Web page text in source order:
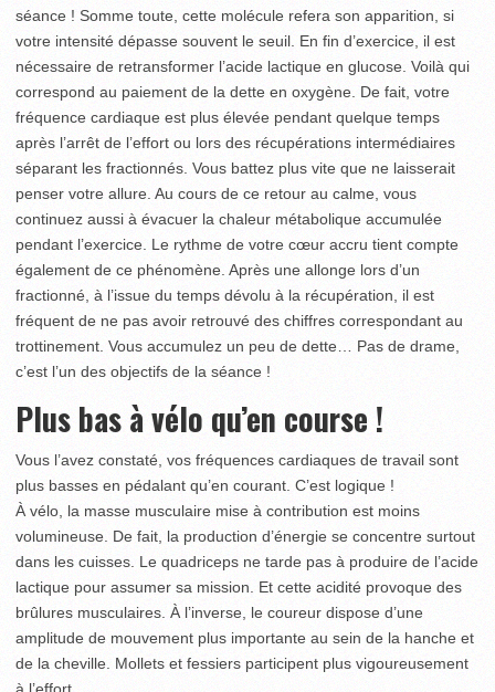
séance ! Somme toute, cette molécule refera son apparition, si
votre intensité dépasse souvent le seuil. En fin d’exercice, il est
nécessaire de retransformer l’acide lactique en glucose. Voilà qui
correspond au paiement de la dette en oxygène. De fait, votre
fréquence cardiaque est plus élevée pendant quelque temps
après l’arrêt de l’effort ou lors des récupérations intermédiaires
séparant les fractionnés. Vous battez plus vite que ne laisserait
penser votre allure. Au cours de ce retour au calme, vous
continuez aussi à évacuer la chaleur métabolique accumulée
pendant l’exercice. Le rythme de votre cœur accru tient compte
également de ce phénomène. Après une allonge lors d’un
fractionné, à l’issue du temps dévolu à la récupération, il est
fréquent de ne pas avoir retrouvé des chiffres correspondant au
trottinement. Vous accumulez un peu de dette… Pas de drame,
c’est l’un des objectifs de la séance !
Plus bas à vélo qu’en course !
Vous l’avez constaté, vos fréquences cardiaques de travail sont
plus basses en pédalant qu’en courant. C’est logique !
À vélo, la masse musculaire mise à contribution est moins
volumineuse. De fait, la production d’énergie se concentre surtout
dans les cuisses. Le quadriceps ne tarde pas à produire de l’acide
lactique pour assumer sa mission. Et cette acidité provoque des
brûlures musculaires. À l’inverse, le coureur dispose d’une
amplitude de mouvement plus importante au sein de la hanche et
de la cheville. Mollets et fessiers participent plus vigoureusement